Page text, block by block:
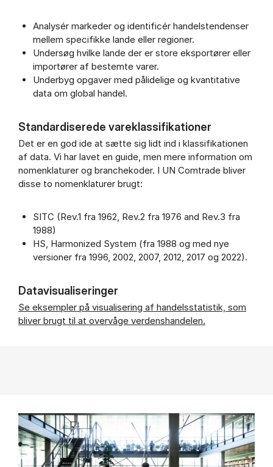
Analysér markeder og identificér handelstendenser
mellem specifikke lande eller regioner.
Undersøg hvilke lande der er store eksportører eller
importører af bestemte varer.
Underbyg opgaver med pålidelige og kvantitative
data om global handel.
Standardiserede vareklassifikationer
Det er en god ide at sætte sig lidt ind i klassifikationen
af data. Vi har lavet en guide, men mere information om
nomenklaturer og branchekoder. I UN Comtrade bliver
disse to nomenklaturer brugt:
SITC (Rev.1 fra 1962, Rev.2 fra 1976 and Rev.3 fra
1988)
HS, Harmonized System (fra 1988 og med nye
versioner fra 1996, 2002, 2007, 2012, 2017 og 2022).
Datavisualiseringer
Se eksempler på visualisering af handelsstatistik, som
bliver brugt til at overvåge verdenshandelen.